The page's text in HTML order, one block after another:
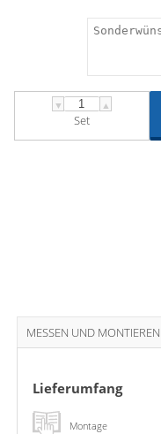
▼ ▲
Set
MESSEN UND MONTIEREN
Lieferumfang
Montage